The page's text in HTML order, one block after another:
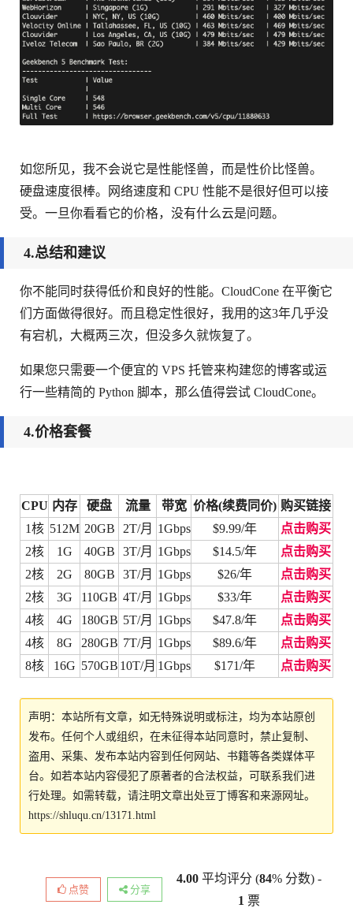
如您所见，我不会说它是性能怪兽，而是性价比怪兽。
硬盘速度很棒。网络速度和 CPU 性能不是很好但可以接
受。一旦你看看它的价格，没有什么云是问题。
4.总结和建议
你不能同时获得低价和良好的性能。CloudCone 在平衡它
们方面做得很好。而且稳定性很好，我用的这3年几乎没
有宕机，大概两三次，但没多久就恢复了。
如果您只需要一个便宜的 VPS 托管来构建您的博客或运
行一些精简的 Python 脚本，那么值得尝试 CloudCone。
4.价格套餐
CPU 内存 硬盘 流量 带宽 价格(续费同价) 购买链接
1核 512M 20GB 2T/月 1Gbps $9.99/年
点击购买
2核
1G 40GB 3T/月 1Gbps $14.5/年
点击购买
2核
2G 80GB 3T/月 1Gbps $26/年
点击购买
2核
3G 110GB 4T/月 1Gbps $33/年
点击购买
4核
4G 180GB 5T/月 1Gbps $47.8/年
点击购买
4核
8G 280GB 7T/月 1Gbps $89.6/年
点击购买
8核
16G 570GB 10T/月 1Gbps $171/年 点击购买
声明：本站所有文章，如无特殊说明或标注，均为本站原创
发布。任何个人或组织，在未征得本站同意时，禁止复制、
盗用、采集、发布本站内容到任何网站、书籍等各类媒体平
台。如若本站内容侵犯了原著者的合法权益，可联系我们进
行处理。如需转载，请注明文章出处豆丁博客和来源网址。
https://shluqu.cn/13171.html
点赞 分享
4.00 平均评分 (84% 分数) -
1 票